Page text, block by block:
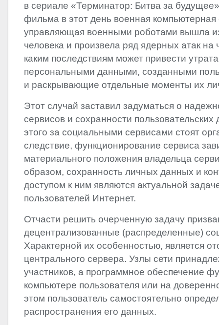
в сериале «Терминатор: Битва за
фильма в этот день военная компьютерная
управляющая военными роботами вышла
человека и произвела ряд ядерных атак на
каким последствиям может привести
персональными данными, созданными
и раскрывающие отдельные моменты их
Этот случай заставил задуматься о
сервисов и сохранности
этого за социальными сервисами стоят
следствие, функционирование сервиса
материального положения владельца
образом, сохранность личных данных и
доступом к ним являются актуальной
пользователей Интернет.
Отчасти решить очерченную задачу
децентрализованные (распределенные)
Характерной их особенностью, является
центрального сервера. Узлы сети
участников, а программное обеспечение
компьютере пользователя или на
этом пользователь самостоятельно
распространения его данных.